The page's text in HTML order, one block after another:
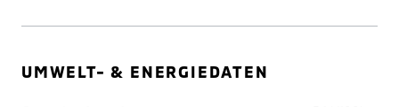
UMWELT- & ENERGIEDATEN